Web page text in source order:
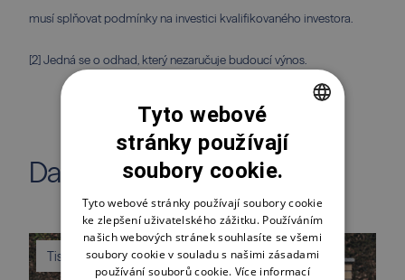
musí splňovat podmínky na investici kvalifikovaného investora.
[2]Jedná se o odhad, který nezaručuje budoucí výnos.
Další články z magazínu
Tiskové zprávy
CZECH
ENGLISH
POLSKI
Tyto webové
stránky používají
soubory cookie.
Tyto webové stránky používají soubory cookie
ke zlepšení uživatelského zážitku. Používáním
našich webových stránek souhlasíte se všemi
soubory cookie v souladu s našimi zásadami
používání souborů cookie. Více informací